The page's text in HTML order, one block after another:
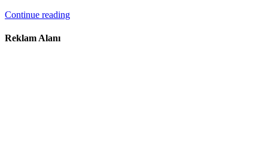
Continue reading
Reklam Alanı